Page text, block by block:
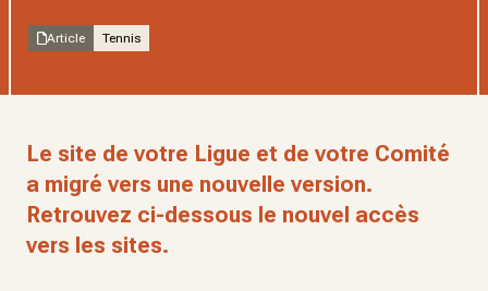
Article Tennis
Le site de votre Ligue et de votre Comité
a migré vers une nouvelle version.
Retrouvez ci-dessous le nouvel accès
vers les sites.